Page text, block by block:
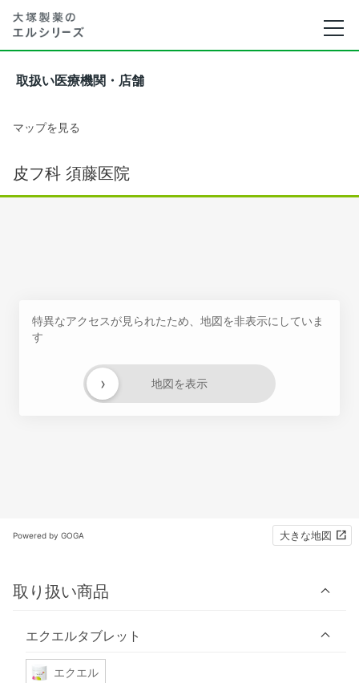
取扱い医療機関・店舗
マップを見る
皮フ科 須藤医院
特異なアクセスが見られたため、地図を非表示にしていま
す
地図を表示
›
Powered by GOGA 大きな地図
取り扱い商品
エクエルタブレット
エクエル